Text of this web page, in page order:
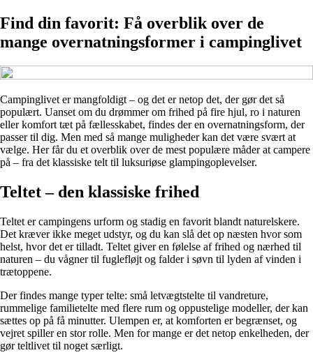
Find din favorit: Få overblik over de
mange overnatningsformer i campinglivet
Campinglivet er mangfoldigt – og det er netop det, der gør det så
populært. Uanset om du drømmer om frihed på fire hjul, ro i naturen
eller komfort tæt på fællesskabet, findes der en overnatningsform, der
passer til dig. Men med så mange muligheder kan det være svært at
vælge. Her får du et overblik over de mest populære måder at campere
på – fra det klassiske telt til luksuriøse glampingoplevelser.
Teltet – den klassiske frihed
Teltet er campingens urform og stadig en favorit blandt naturelskere.
Det kræver ikke meget udstyr, og du kan slå det op næsten hvor som
helst, hvor det er tilladt. Teltet giver en følelse af frihed og nærhed til
naturen – du vågner til fuglefløjt og falder i søvn til lyden af vinden i
trætoppene.
Der findes mange typer telte: små letvægtstelte til vandreture,
rummelige familietelte med flere rum og oppustelige modeller, der kan
sættes op på få minutter. Ulempen er, at komforten er begrænset, og
vejret spiller en stor rolle. Men for mange er det netop enkelheden, der
gør teltlivet til noget særligt.